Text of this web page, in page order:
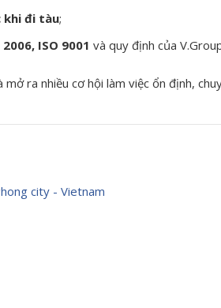
khi đi tàu;
ISO 9001 và quy định của
ra nhiều cơ hội làm việc ổn định,
city - Vietnam